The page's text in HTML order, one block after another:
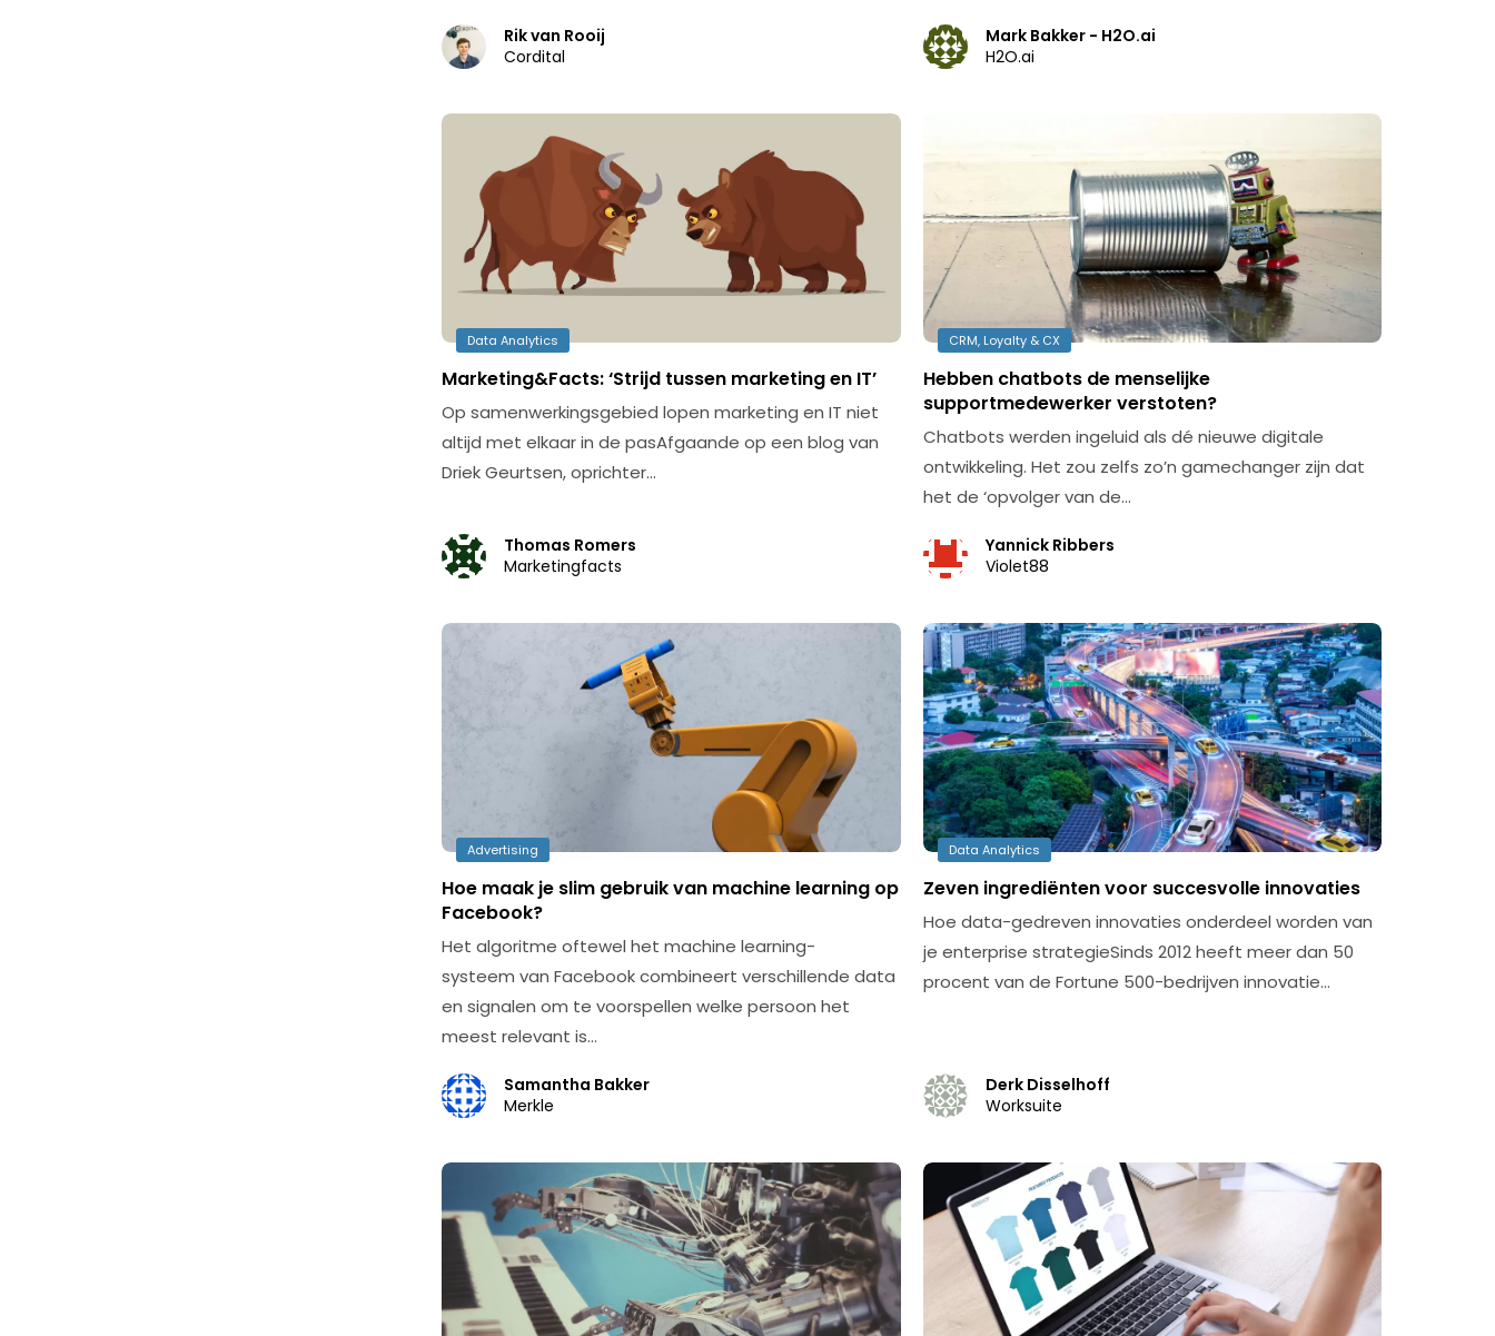
Rik van Rooij
Cordital
Mark Bakker - H2O.ai
H2O.ai
Data Analytics
Marketing&Facts: ‘Strijd tussen marketing en IT’
Op samenwerkingsgebied lopen marketing en IT niet
altijd met elkaar in de pasAfgaande op een blog van
Driek Geurtsen, oprichter…
Thomas Romers
Marketingfacts
CRM, Loyalty & CX
Hebben chatbots de menselijke
supportmedewerker verstoten?
Chatbots werden ingeluid als dé nieuwe digitale
ontwikkeling. Het zou zelfs zo’n gamechanger zijn dat
het de ‘opvolger van de…
Yannick Ribbers
Violet88
Advertising
Hoe maak je slim gebruik van machine learning op
Facebook?
Het algoritme oftewel het machine learning-
systeem van Facebook combineert verschillende data
en signalen om te voorspellen welke persoon het
meest relevant is…
Samantha Bakker
Merkle
Data Analytics
Zeven ingrediënten voor succesvolle innovaties
Hoe data-gedreven innovaties onderdeel worden van
je enterprise strategieSinds 2012 heeft meer dan 50
procent van de Fortune 500-bedrijven innovatie…
Derk Disselhoff
Worksuite